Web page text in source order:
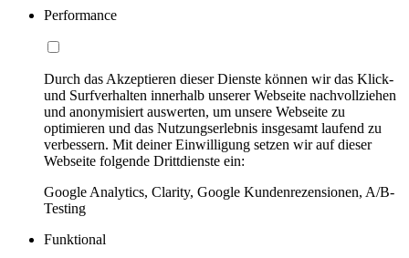
Performance
Durch das Akzeptieren dieser Dienste können wir das Klick-
und Surfverhalten innerhalb unserer Webseite nachvollziehen
und anonymisiert auswerten, um unsere Webseite zu
optimieren und das Nutzungserlebnis insgesamt laufend zu
verbessern. Mit deiner Einwilligung setzen wir auf dieser
Webseite folgende Drittdienste ein:
Google Analytics, Clarity, Google Kundenrezensionen, A/B-
Testing
Funktional